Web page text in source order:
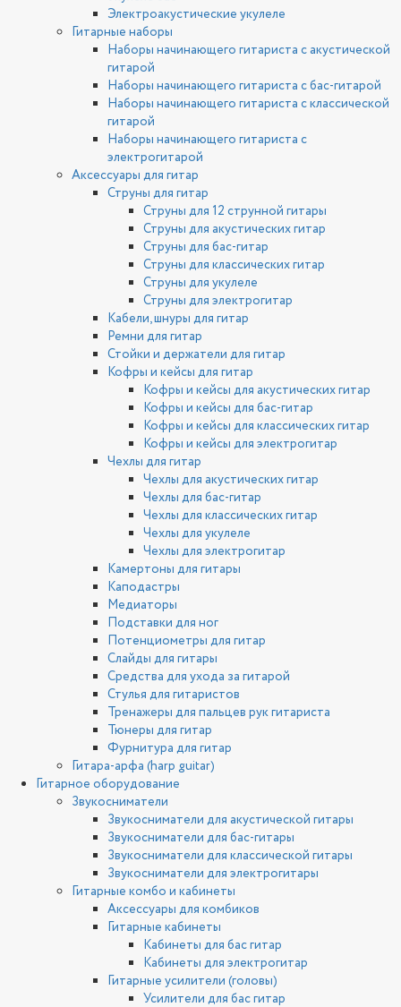
Электроакустические укулеле
Гитарные наборы
Наборы начинающего гитариста с акустической
гитарой
Наборы начинающего гитариста с бас-гитарой
Наборы начинающего гитариста с классической
гитарой
Наборы начинающего гитариста с
электрогитарой
Аксессуары для гитар
Струны для гитар
Струны для 12 струнной гитары
Струны для акустических гитар
Струны для бас-гитар
Струны для классических гитар
Струны для укулеле
Струны для электрогитар
Кабели, шнуры для гитар
Ремни для гитар
Стойки и держатели для гитар
Кофры и кейсы для гитар
Кофры и кейсы для акустических гитар
Кофры и кейсы для бас-гитар
Кофры и кейсы для классических гитар
Кофры и кейсы для электрогитар
Чехлы для гитар
Чехлы для акустических гитар
Чехлы для бас-гитар
Чехлы для классических гитар
Чехлы для укулеле
Чехлы для электрогитар
Камертоны для гитары
Каподастры
Медиаторы
Подставки для ног
Потенциометры для гитар
Слайды для гитары
Средства для ухода за гитарой
Стулья для гитаристов
Тренажеры для пальцев рук гитариста
Тюнеры для гитар
Фурнитура для гитар
Гитара-арфа (harp guitar)
Гитарное оборудование
Звукосниматели
Звукосниматели для акустической гитары
Звукосниматели для бас-гитары
Звукосниматели для классической гитары
Звукосниматели для электрогитары
Гитарные комбо и кабинеты
Аксессуары для комбиков
Гитарные кабинеты
Кабинеты для бас гитар
Кабинеты для электрогитар
Гитарные усилители (головы)
Усилители для бас гитар